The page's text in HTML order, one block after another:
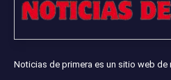
Noticias de primera es un sitio web